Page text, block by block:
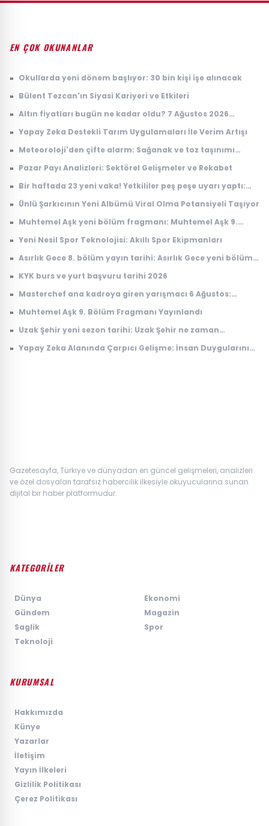
EN ÇOK OKUNANLAR
» Okullarda yeni dönem başlıyor: 30 bin kişi işe alınacak
» Bülent Tezcan'ın Siyasi Kariyeri ve Etkileri
» Altın fiyatları bugün ne kadar oldu? 7 Ağustos 2026
» Yapay Zeka Destekli Tarım Uygulamaları İle Verim Artışı
» Meteoroloji'den çifte alarm: Sağanak ve toz taşınımı
» Pazar Payı Analizleri: Sektörel Gelişmeler ve Rekabet
» Bir haftada 23 yeni vaka! Yetkililer peş peşe uyarı yaptı:
» Ünlü Şarkıcının Yeni Albümü Viral Olma Potansiyeli Taşıyor
» Muhtemel Aşk yeni bölüm fragmanı: Muhtemel Aşk 9.
» Yeni Nesil Spor Teknolojisi: Akıllı Spor Ekipmanları
» Asırlık Gece 8. bölüm yayın tarihi: Asırlık Gece yeni bölüm
» KYK burs ve yurt başvuru tarihi 2026
» Masterchef ana kadroya giren yarışmacı 6 Ağustos:
» Muhtemel Aşk 9. Bölüm Fragmanı Yayınlandı
» Uzak Şehir yeni sezon tarihi: Uzak Şehir ne zaman
» Yapay Zeka Alanında Çarpıcı Gelişme: İnsan Duygularını
Gazetesayfa, Türkiye ve dünyadan en güncel gelişmeleri, analizleri
ve özel dosyaları tarafsız habercilik ilkesiyle okuyucularına sunan
dijital bir haber platformudur.
KATEGORİLER
Dünya
Ekonomi
Gündem
Magazin
Saglik
Spor
Teknoloji
KURUMSAL
Hakkımızda
Künye
Yazarlar
İletişim
Yayın İlkeleri
Gizlilik Politikası
Çerez Politikası